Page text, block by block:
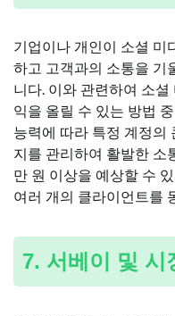
기업이나 개인이 소셜 미
하고 고객과의 소통을 기
니다. 이와 관련하여 소
익을 올릴 수 있는 방법
능력에 따라 특정 계정의
지를 관리하여 활발한 소
만 원 이상을 예상할 수
여러 개의 클라이언트를
7. 서베이 및 시